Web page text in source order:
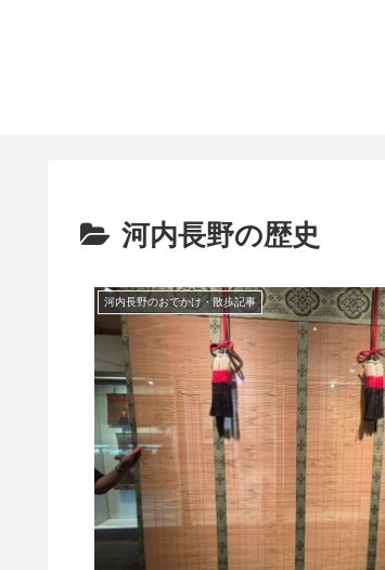
河内長野の歴史
河内長野のおでかけ・散歩記事